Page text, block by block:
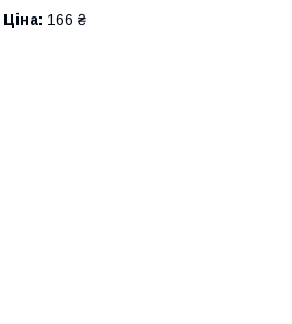
Ціна: 166 ₴